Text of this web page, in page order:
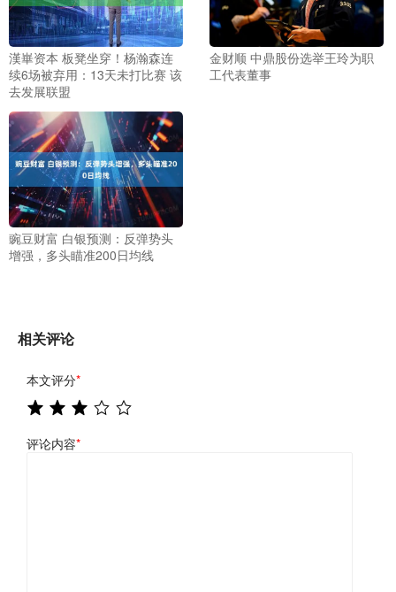
漢崋资本 板凳坐穿！杨瀚森连
续6场被弃用：13天未打比赛 该
去发展联盟
金财顺 中鼎股份选举王玲为职
工代表董事
豌豆财富 白银预测：反弹势头
增强，多头瞄准200日均线
相关评论
本文评分*
评论内容*